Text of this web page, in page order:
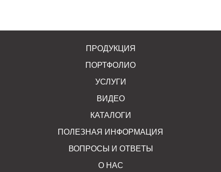
ПРОДУКЦИЯ
ПОРТФОЛИО
УСЛУГИ
ВИДЕО
КАТАЛОГИ
ПОЛЕЗНАЯ ИНФОРМАЦИЯ
ВОПРОСЫ И ОТВЕТЫ
О НАС